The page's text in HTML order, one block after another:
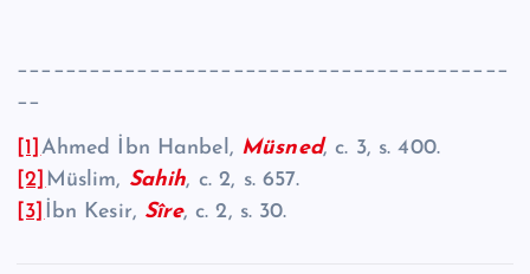
_________________________________________
__
[1] Ahmed İbn Hanbel, Müsned, c. 3, s. 400.
[2] Müslim, Sahih, c. 2, s. 657.
[3]
İbn Kesir, Sîre, c. 2, s. 30.